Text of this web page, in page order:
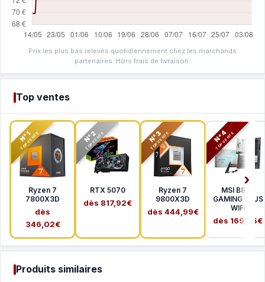
Prix les plus bas relevés quotidiennement chez les marchands
partenaires. Hors frais de livraison.
Top ventes
N°1
TOP VENTE
Ryzen 7
7800X3D
dès
346,02€
N°2
TOP VENTE
RTX 5070
dès 817,92€
N°3
TOP VENTE
Ryzen 7
9800X3D
dès 444,99€
N°4
TOP VENTE
MSI B850
GAMING PLUS
WIFI
dès 169,65€
Produits similaires